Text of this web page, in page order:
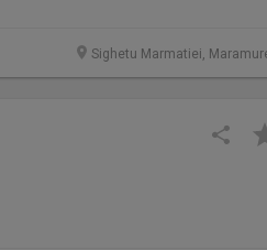
Sighetu Marmatiei,